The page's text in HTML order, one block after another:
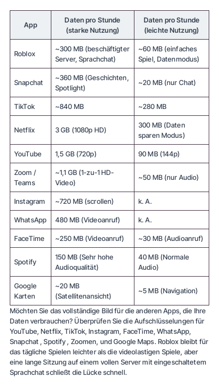
App
Daten pro Stunde
(starke Nutzung)
Daten pro Stunde
(leichte Nutzung)
Roblox
~300 MB (beschäftigter
Server, Sprachchat)
~60 MB (einfaches
Spiel, Datenmodus)
Snapchat
~360 MB (Geschichten,
Spotlight)
~20 MB (nur Chat)
TikTok ~840 MB ~280 MB
Netflix 3 GB (1080p HD)
300 MB (Daten
sparen Modus)
YouTube 1,5 GB (720p) 90 MB (144p)
Zoom /
Teams
~1,1 GB (1-zu-1 HD-
Video)
~50 MB (nur Audio)
Instagram ~720 MB (scrollen) k. A.
WhatsApp 480 MB (Videoanruf) k. A.
FaceTime ~250 MB (Videoanruf) ~30 MB (Audioanruf)
Spotify
150 MB (Sehr hohe
Audioqualität)
40 MB (Normale
Audio)
Google
Karten
~20 MB
(Satellitenansicht)
~5 MB (Navigation)
Möchten Sie das vollständige Bild für die anderen Apps, die Ihre
Daten verbrauchen? Überprüfen Sie die Aufschlüsselungen für
YouTube,Netflix,TikTok,Instagram, FaceTime,WhatsApp,
Snapchat ,Spotify , Zoomen, undGoogle Maps. Roblox bleibt für
das tägliche Spielen leichter als die videolastigen Spiele, aber
eine lange Sitzung auf einem vollen Server mit eingeschaltetem
Sprachchat schließt die Lücke schnell.